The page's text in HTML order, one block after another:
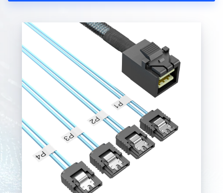
한국어
العربية Русский
Deutsch Français
Português Español
ไทย Tiếng Việt
Italiano 中文